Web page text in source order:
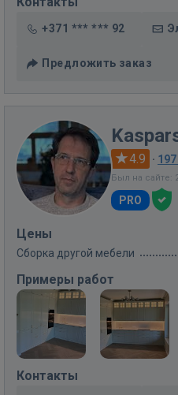
+371 *** *** 92
Предложить заказ
4.9 ·
Был на сайте:
PRO
Цены
Сборка другой мебели
Примеры работ
Контакты